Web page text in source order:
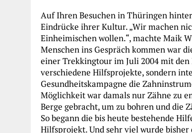
Auf Ihren Besuchen in Thüringen
Eindrücke ihrer Kultur. „Wir machen
Einheimischen wollen.“, machte Maik
Menschen ins Gespräch kommen war
einer Trekkingtour im Juli 2004 mit
verschiedene Hilfsprojekte, sondern
Gesundheitskampagne die
Möglichkeit war damals nur Zähne zu
Berge gebracht, um zu bohren und die
So begann die bis heute bestehende
Hilfsprojekt. Und sehr viel wurde